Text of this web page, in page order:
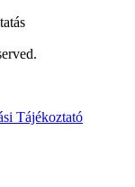
Tájékoztató